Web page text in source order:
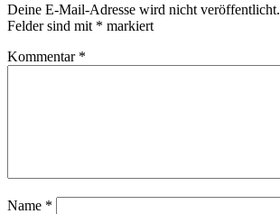
Deine E-Mail-Adresse wird nicht veröffentlicht.
Felder sind mit * markiert
Kommentar *
Name *